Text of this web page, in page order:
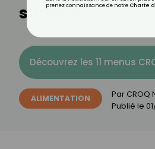
santé ?
Découvrez les 11 menus
ALIMENTATION Par CROQ
Publié le
prenez connaissance de notre Charte